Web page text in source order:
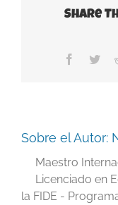
Share
Facebook
Sobre el Autor:
Maestro
Licenciado en
la FIDE -